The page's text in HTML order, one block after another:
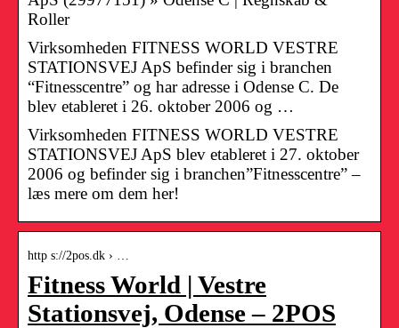
Roller
Virksomheden FITNESS WORLD VESTRE
STATIONSVEJ ApS befinder sig i branchen
“Fitnesscentre” og har adresse i Odense C. De
blev etableret i 26. oktober 2006 og …
Virksomheden FITNESS WORLD VESTRE
STATIONSVEJ ApS blev etableret i 27. oktober
2006 og befinder sig i branchen”Fitnesscentre” –
læs mere om dem her!
http s://2pos.dk › …
Fitness World | Vestre
Stationsvej, Odense – 2POS